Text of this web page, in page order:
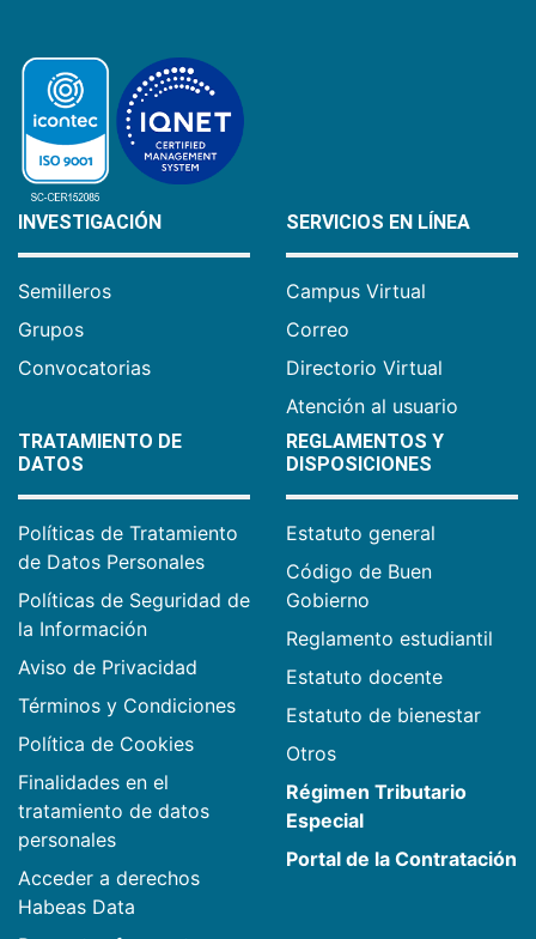
INVESTIGACIÓN
Semilleros
Grupos
Convocatorias
SERVICIOS EN LÍNEA
Campus Virtual
Correo
Directorio Virtual
Atención al usuario
TRATAMIENTO DE
DATOS
Políticas de Tratamiento
de Datos Personales
Políticas de Seguridad de
la Información
Aviso de Privacidad
Términos y Condiciones
Política de Cookies
Finalidades en el
tratamiento de datos
personales
Acceder a derechos
Habeas Data
REGLAMENTOS Y
DISPOSICIONES
Estatuto general
Código de Buen
Gobierno
Reglamento estudiantil
Estatuto docente
Estatuto de bienestar
Otros
Régimen Tributario
Especial
Portal de la Contratación